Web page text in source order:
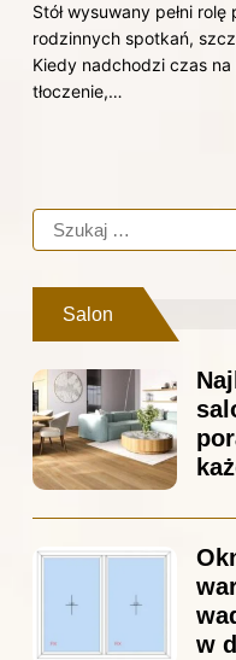
Stół wysuwany pełni
rodzinnych spotkań,
Kiedy nadchodzi czas na
tłoczenie,…
Salon
w